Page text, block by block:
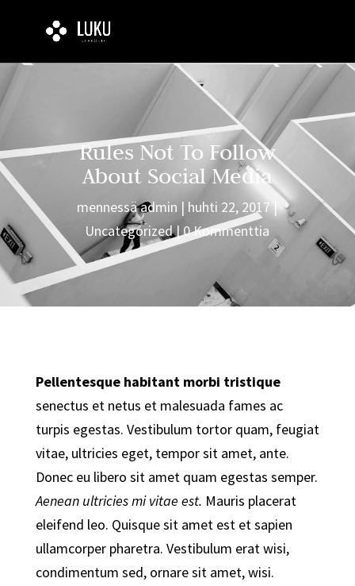
Rules Not To Follow
About Social Media
mennessäadmin
huhti 22, 2017
Uncategorized 0 Kommenttia
Pellentesque habitant morbi tristique
senectus et netus et malesuada fames ac
turpis egestas. Vestibulum tortor quam, feugiat
vitae, ultricies eget, tempor sit amet, ante.
Donec eu libero sit amet quam egestas semper.
Aenean ultricies mi vitae est. Mauris placerat
eleifend leo. Quisque sit amet est et sapien
ullamcorper pharetra. Vestibulum erat wisi,
condimentum sed, ornare sit amet, wisi.